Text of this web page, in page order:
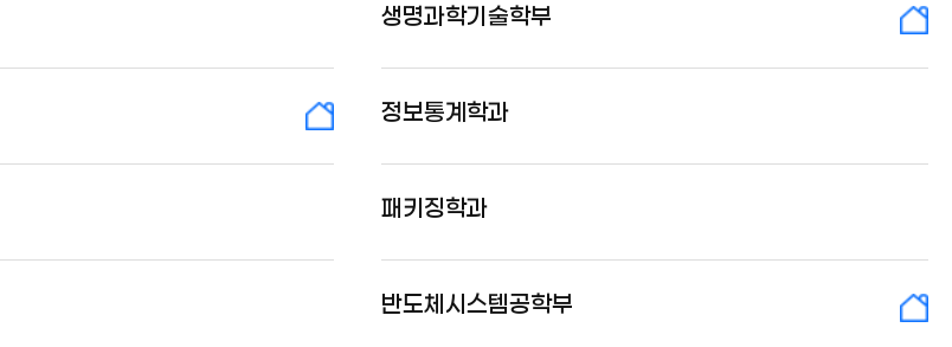
생명과학기술학부
정보통계학과
패키징학과
반도체시스템공학부